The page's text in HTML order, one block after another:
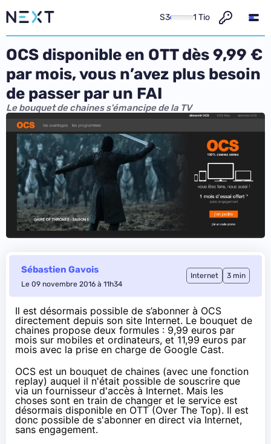
S3 1 Tio
OCS disponible en OTT dès 9,99 €
par mois, vous n’avez plus besoin
de passer par un FAI
Le bouquet de chaines s'émancipe de la TV
Sébastien Gavois
Le 09 novembre 2016 à 11h34
Internet 3 min
Il est désormais possible de s’abonner à OCS
directement depuis son site Internet. Le bouquet de
chaines propose deux formules : 9,99 euros par
mois sur mobiles et ordinateurs, et 11,99 euros par
mois avec la prise en charge de Google Cast.
OCS est un bouquet de chaines (avec une fonction
replay) auquel il n'était possible de souscrire que
via un fournisseur d'accès à Internet. Mais les
choses sont en train de changer et le service est
désormais disponible en OTT (Over The Top). Il est
donc possible de s'abonner en direct via Internet,
sans engagement.